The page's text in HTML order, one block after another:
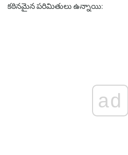
కఠినమైన పరిమితులు ఉన్నాయి:
ad